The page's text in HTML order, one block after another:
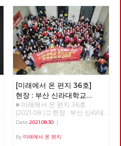
[미래에서 온 편지 36호]
현장 : 부산 신라대학교
청소노동자 투쟁 승리와
좌파의 역할(1)
■ 미래에서 온 편지 36호
(2021.08.) □ 현장 : 부산 신라대
학교 청소노동자 투쟁 승리와 좌
위원장 2014년 신라대 청소노
Date 2021.08.30|
By 미래에서 온 편지